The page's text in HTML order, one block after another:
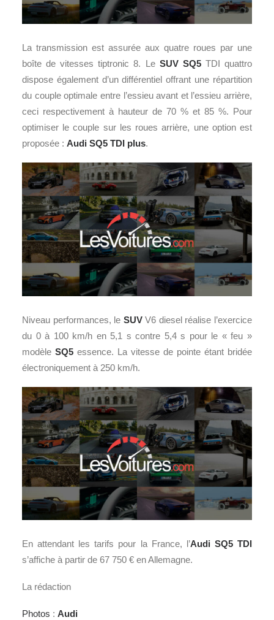
La transmission est assurée aux quatre roues par une
boîte de vitesses tiptronic 8. Le SUV SQ5TDI quattro
dispose également d’un différentiel offrant une répartition
du couple optimale entre l’essieu avant et l’essieu arrière,
ceci respectivement à hauteur de 70 % et 85 %. Pour
optimiser le couple sur les roues arrière, une option est
proposée : Audi SQ5 TDI plus.
Niveau performances, le SUVV6 diesel réalise l’exercice
du 0 à 100 km/h en 5,1 s contre 5,4 s pour le « feu »
modèle SQ5 essence. La vitesse de pointe étant bridée
électroniquement à 250 km/h.
En attendant les tarifs pour la France, l’Audi SQ5 TDI
s’affiche à partir de 67 750 € en Allemagne.
La rédaction
Photos : Audi